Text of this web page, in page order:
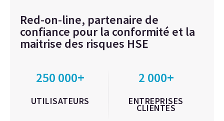
Red-on-line, partenaire de
confiance pour la conformité et la
maitrise des risques HSE
250 000+
UTILISATEURS
2 000+
ENTREPRISES
CLIENTES